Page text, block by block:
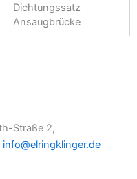
Dichtungssatz
Ansaugbrücke
Straße 2,
info@elringklinger.de